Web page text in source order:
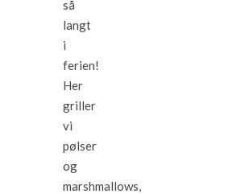
så
langt
i
ferien!
Her
griller
vi
pølser
og
marshmallows,